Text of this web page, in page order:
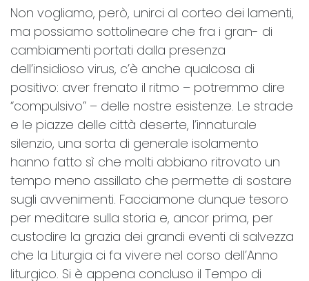
Non vogliamo, però, unirci al corteo dei lamenti,
ma possiamo sottolineare che fra i gran- di
cambiamenti portati dalla presenza
dell’insidioso virus, c’è anche qualcosa di
positivo: aver frenato il ritmo – potremmo dire
“compulsivo” – delle nostre esistenze. Le strade
e le piazze delle città deserte, l’innaturale
silenzio, una sorta di generale isolamento
hanno fatto sì che molti abbiano ritrovato un
tempo meno assillato che permette di sostare
sugli avvenimenti. Facciamone dunque tesoro
per meditare sulla storia e, ancor prima, per
custodire la grazia dei grandi eventi di salvezza
che la Liturgia ci fa vivere nel corso dell’Anno
liturgico. Si è appena concluso il Tempo di